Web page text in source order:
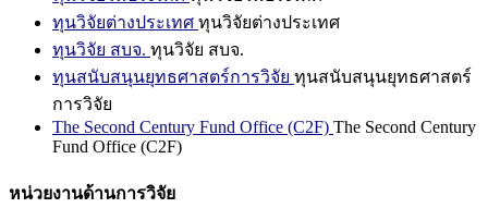
ทุนวิจัยต่างประเทศ ทุนวิจัยต่างประเทศ
ทุนวิจัย สบจ. ทุนวิจัย สบจ.
ทุนสนับสนุนยุทธศาสตร์การวิจัย ทุนสนับสนุนยุทธศาสตร์
การวิจัย
The Second Century Fund Office (C2F) The Second Century
Fund Office (C2F)
หน่วยงานด้านการวิจัย